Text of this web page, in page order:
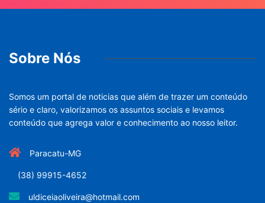
Sobre Nós
Somos um portal de noticias que além de trazer um conteúdo
sério e claro, valorizamos os assuntos sociais e levamos
conteúdo que agrega valor e conhecimento ao nosso leitor.
Paracatu-MG
(38) 99915-4652
uldiceiaoliveira@hotmail.com